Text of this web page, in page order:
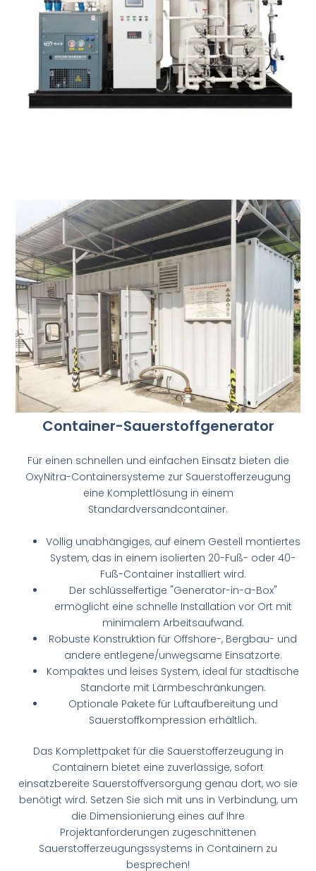
Container-Sauerstoffgenerator
Für einen schnellen und einfachen Einsatz bieten die
OxyNitra-Containersysteme zur Sauerstofferzeugung
eine Komplettlösung in einem
Standardversandcontainer.
Völlig unabhängiges, auf einem Gestell montiertes
System, das in einem isolierten 20-Fuß- oder 40-
Fuß-Container installiert wird.
Der schlüsselfertige "Generator-in-a-Box"
ermöglicht eine schnelle Installation vor Ort mit
minimalem Arbeitsaufwand.
Robuste Konstruktion für Offshore-, Bergbau- und
andere entlegene/unwegsame Einsatzorte.
Kompaktes und leises System, ideal für städtische
Standorte mit Lärmbeschränkungen.
Optionale Pakete für Luftaufbereitung und
Sauerstoffkompression erhältlich.
Das Komplettpaket für die Sauerstofferzeugung in
Containern bietet eine zuverlässige, sofort
einsatzbereite Sauerstoffversorgung genau dort, wo sie
benötigt wird. Setzen Sie sich mit uns in Verbindung, um
die Dimensionierung eines auf Ihre
Projektanforderungen zugeschnittenen
Sauerstofferzeugungssystems in Containern zu
besprechen!